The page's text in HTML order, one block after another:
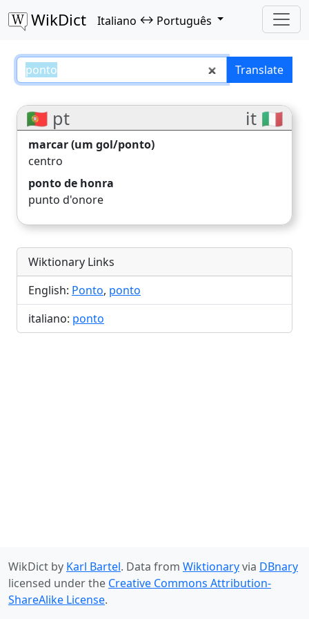
WikDict Italiano ↔ Português
ponto – Italiano–PortuguêsTranslate
🇵🇹 pt it 🇮🇹
marcar (um gol/ponto)
centro
ponto de honra
punto d'onore
Wiktionary Links
English: Ponto, ponto
italiano: ponto
WikDict by Karl Bartel. Data from Wiktionaryvia DBnary
licensed under the Creative Commons Attribution-
ShareAlike License.